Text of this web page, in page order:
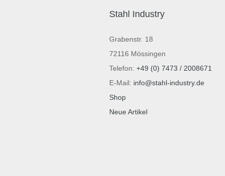
Stahl Industry
Grabenstr. 18
72116 Mössingen
Telefon: +49 (0) 7473 / 2008671
E-Mail: info@stahl-industry.de
Shop
Neue Artikel